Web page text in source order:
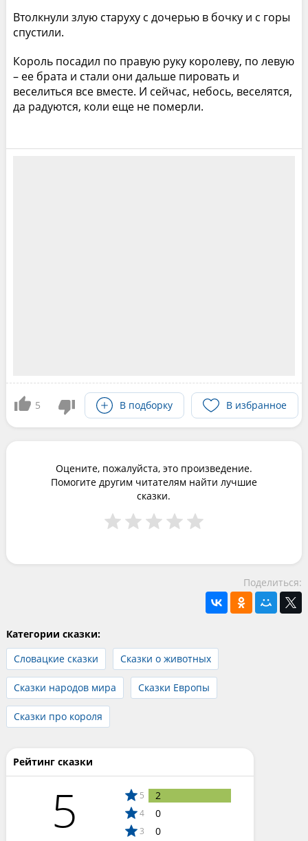
Втолкнули злую старуху с дочерью в бочку и с горы
спустили.
Король посадил по правую руку королеву, по левую
– ее брата и стали они дальше пировать и
веселиться все вместе. И сейчас, небось, веселятся,
да радуются, коли еще не померли.
5 В подборку В избранное
Оцените, пожалуйста, это произведение.
Помогите другим читателям найти лучшие
сказки.
Поделиться:
Категории сказки:
Словацкие сказки
Сказки о животных
Сказки народов мира Сказки Европы
Сказки про короля
Рейтинг сказки
5 5 2
4 0
3 0